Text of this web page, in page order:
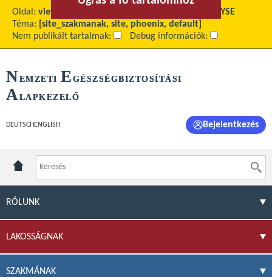
Oldal: view
Forgalmi adatok 2015 - GYSE
Téma:
[site_szakmanak, site, phoenix, default]
Nem publikált tartalmak:
Debug információk:
NEMZETI E GÉSZSÉGBIZTOSÍTÁSI
ALAPKEZELŐ
DEUTSCH ENGLISH Bejelentkezés
RÓLUNK
LAKOSSÁGNAK
SZAKMÁNAK